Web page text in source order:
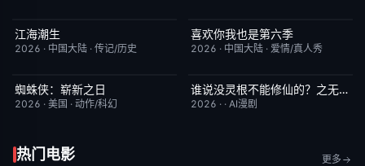
更新至第26集
江海潮生
2026 · 中国大陆 · 传记/历史
今日更新
喜欢你我也是第六季
2026 · 中国大陆 · 爱情/真人秀
TC中字
蜘蛛侠：崭新之日
2026 · 美国 · 动作/科幻
完结 5.0谁说没灵根不能修仙的？之无灵证道第五季
2026 · · AI漫剧
热门电影 更多